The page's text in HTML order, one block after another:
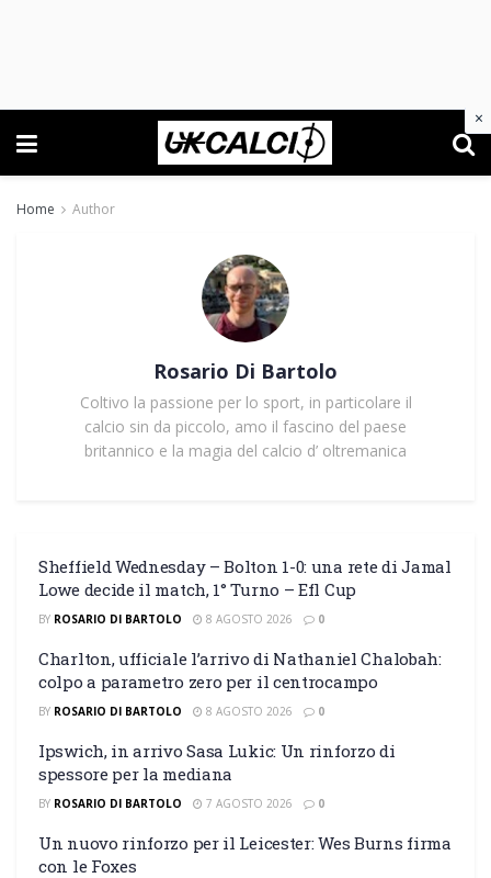
Home Author
Rosario Di Bartolo
Coltivo la passione per lo sport, in particolare il
calcio sin da piccolo, amo il fascino del paese
britannico e la magia del calcio d’ oltremanica
Sheffield Wednesday – Bolton 1-0: una rete di Jamal
Lowe decide il match, 1° Turno – Efl Cup
BY ROSARIO DI BARTOLO 8 AGOSTO 2026 0
Charlton, ufficiale l’arrivo di Nathaniel Chalobah:
colpo a parametro zero per il centrocampo
BY ROSARIO DI BARTOLO 8 AGOSTO 2026 0
Ipswich, in arrivo Sasa Lukic: Un rinforzo di
spessore per la mediana
BY ROSARIO DI BARTOLO 7 AGOSTO 2026 0
Un nuovo rinforzo per il Leicester: Wes Burns firma
con le Foxes
×